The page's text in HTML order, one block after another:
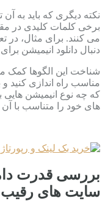
نکته دیگری که باید به
برخی کلمات کلیدی در
می کنند. برای مثال، در
دنبال دانلود انیمیشن
شناخت این الگوها کمک
مناسب راه اندازی کنید و
که چه نوع انیمیشن هایی
های خود را متناسب با آن
بررسی قدرت
سایت های رقیب